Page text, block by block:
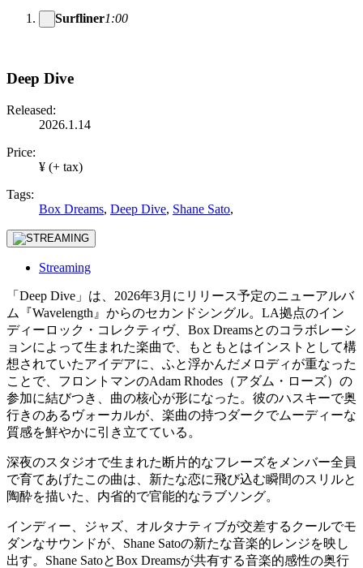
Surfliner1:00
Deep Dive
Released:
2026.1.14
Price:
¥ (+ tax)
Tags:
Box Dreams, Deep Dive, Shane Sato,
Streaming
「Deep Dive」は、2026年3月にリリース予定のニューアルバ
ム『Wavelength』からのセカンドシングル。LA拠点のイン
ディーロック・コレクティヴ、Box Dreamsとのコラボレーシ
ョンによって生まれた楽曲で、もともとはインストとして構
想されていたアイデアに、ふと浮かんだメロディが重なった
ことで、フロントマンのAdam Rhodes（アダム・ローズ）の
参加に結びつき、曲の核心が形になった。彼のハスキーで奥
行きのあるヴォーカルが、楽曲の持つダークでムーディーな
質感を鮮やかに引き立てている。
深夜のスタジオで生まれた断片的なフレーズをメンバー全員
で育てあげたこの曲は、新たな恋に飛び込む瞬間のスリルと
陶酔を描いた、内省的で官能的なラブソング。
インディー、ジャズ、オルタナティブが交差するクールでモ
ダンなサウンドが、Shane Satoの新たな音楽的レンジを映し
出す。Shane SatoとBox Dreamsが共有する音楽的感性の奥行